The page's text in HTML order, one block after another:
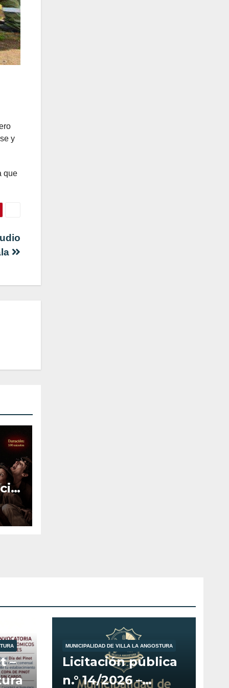
y
que
–
MUNICIPALIDAD DE VILLA LA ANGOSTURA
Licitación pública
n.° 14/2026 –